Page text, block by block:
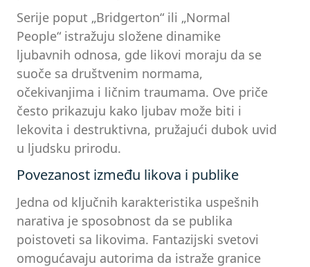
Serije poput „Bridgerton“ ili „Normal
People“ istražuju složene dinamike
ljubavnih odnosa, gde likovi moraju da se
suoče sa društvenim normama,
očekivanjima i ličnim traumama. Ove priče
često prikazuju kako ljubav može biti i
lekovita i destruktivna, pružajući dubok uvid
u ljudsku prirodu.
Povezanost između likova i publike
Jedna od ključnih karakteristika uspešnih
narativa je sposobnost da se publika
poistoveti sa likovima. Fantazijski svetovi
omogućavaju autorima da istraže granice